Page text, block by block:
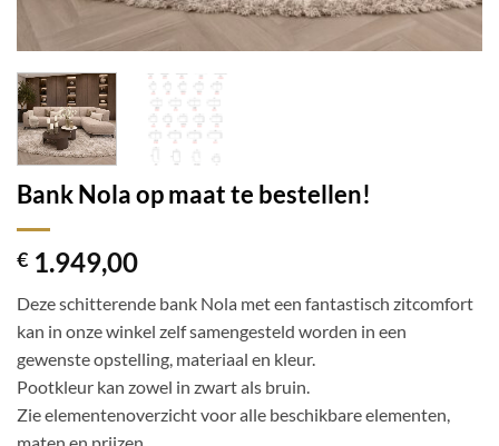
Bank Nola op maat te bestellen!
€ 1.949,00
Deze schitterende bank Nola met een fantastisch zitcomfort
kan in onze winkel zelf samengesteld worden in een
gewenste opstelling, materiaal en kleur.
Pootkleur kan zowel in zwart als bruin.
Zie elementenoverzicht voor alle beschikbare elementen,